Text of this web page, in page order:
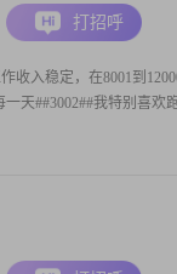
收入稳定，在8001到
天##3002##我特别喜欢
打招呼